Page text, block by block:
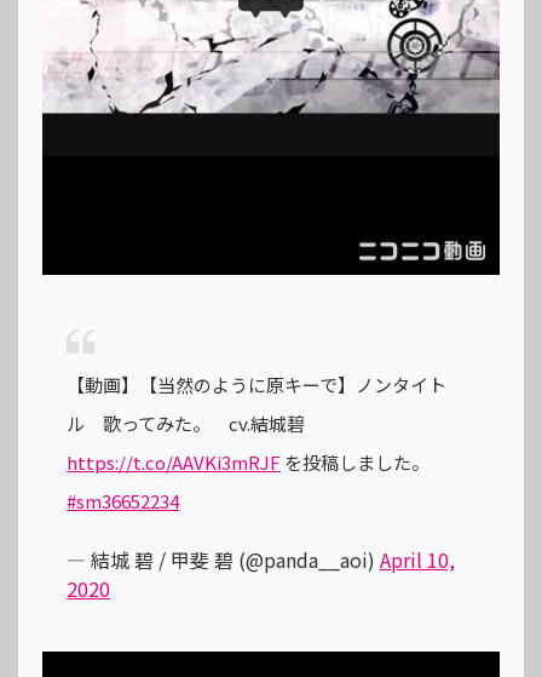
【動画】【当然のように原キーで】ノンタイト
ル 歌ってみた。 cv.結城碧
https://t.co/AAVKi3mRJF を投稿しました。
#sm36652234
— 結城 碧 / 甲斐 碧 (@panda__aoi) April 10,
2020